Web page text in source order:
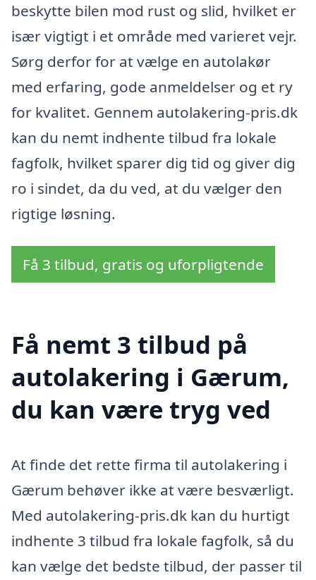
beskytte bilen mod rust og slid, hvilket er
især vigtigt i et område med varieret vejr.
Sørg derfor for at vælge en autolakør
med erfaring, gode anmeldelser og et ry
for kvalitet. Gennem autolakering-pris.dk
kan du nemt indhente tilbud fra lokale
fagfolk, hvilket sparer dig tid og giver dig
ro i sindet, da du ved, at du vælger den
rigtige løsning.
Få 3 tilbud, gratis og uforpligtende
Få nemt 3 tilbud på
autolakering i Gærum,
du kan være tryg ved
At finde det rette firma til autolakering i
Gærum behøver ikke at være besværligt.
Med autolakering-pris.dk kan du hurtigt
indhente 3 tilbud fra lokale fagfolk, så du
kan vælge det bedste tilbud, der passer til